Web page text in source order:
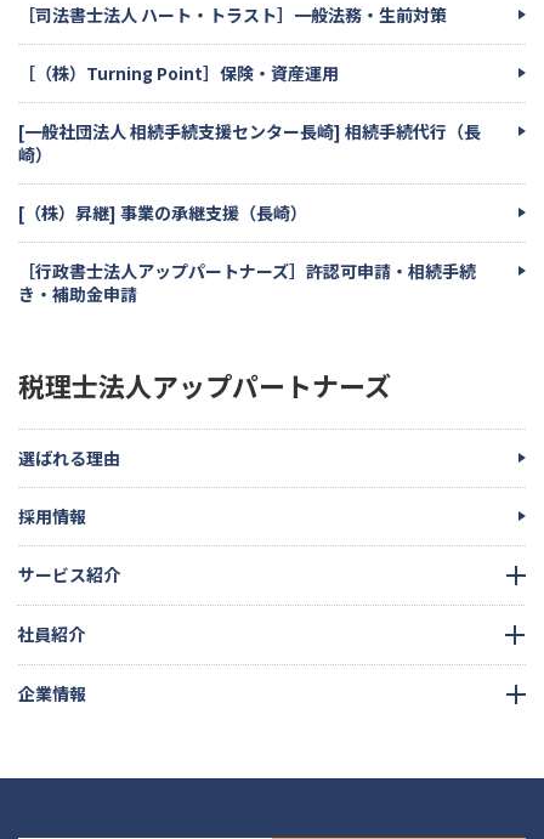
［司法書士法人 ハート・トラスト］一般法務・生前対策
［（株）Turning Point］保険・資産運用
[一般社団法人 相続手続支援センター長崎] 相続手続代行（長
崎）
[（株）昇継] 事業の承継支援（長崎）
［行政書士法人アップパートナーズ］許認可申請・相続手続
き・補助金申請
税理士法人アップパートナーズ
選ばれる理由
採用情報
サービス紹介
社員紹介
企業情報